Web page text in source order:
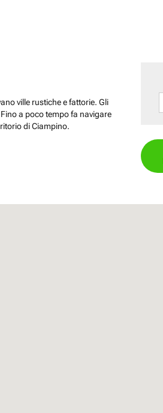
ville rustiche e fattorie. Gli
a poco tempo fa navigare
di Ciampino.